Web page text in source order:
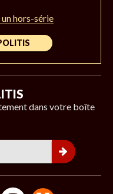
hors-série
dans votre boîte